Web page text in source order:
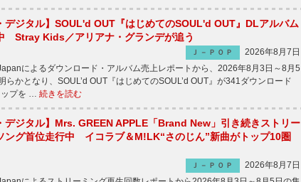
デジタル】SOUL'd OUT『はじめてのSOUL'd OUT』DLアルバム
Stray Kids／アリアナ・グランデが追う
Ｊ－ＰＯＰ
2026年8月7日
によるダウンロード・アルバム売上レポートから、2026年8月3日～8月5
らかとなり、SOUL’d OUT『はじめてのSOUL’d OUT』が341ダウンロード
ップを … 続きを読む
デジタル】Mrs. GREEN APPLE「Brand New」引き続きストリー
ング首位走行中 イコラブ＆M!LK“さのじん”新曲がトップ10圏
Ｊ－ＰＯＰ
2026年8月7日